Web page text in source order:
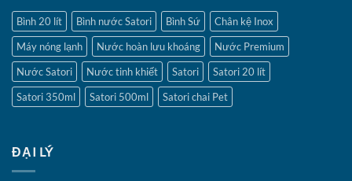
Bình 20 lít Bình nước Satori Bình Sứ
Chân kệ Inox
Máy nóng lạnh
Nước hoàn lưu khoáng
Nước Premium
Nước Satori
Nước tinh khiết Satori
Satori 20 lít
Satori 350ml
Satori 500ml Satori chai Pet
ĐẠI LÝ